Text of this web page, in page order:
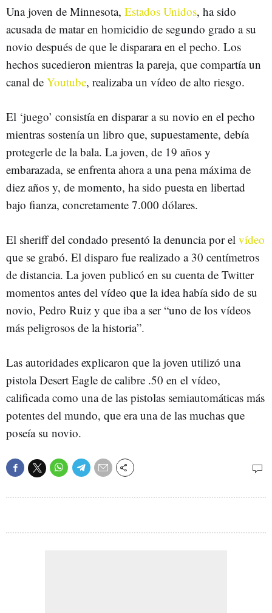
Una joven de Minnesota, Estados Unidos, ha sido
acusada de matar en homicidio de segundo grado a su
novio después de que le disparara en el pecho. Los
hechos sucedieron mientras la pareja, que compartía un
canal de Youtube, realizaba un vídeo de alto riesgo.
El ‘juego’ consistía en disparar a su novio en el pecho
mientras sostenía un libro que, supuestamente, debía
protegerle de la bala. La joven, de 19 años y
embarazada, se enfrenta ahora a una pena máxima de
diez años y, de momento, ha sido puesta en libertad
bajo fianza, concretamente 7.000 dólares.
El sheriff del condado presentó la denuncia por el vídeo
que se grabó. El disparo fue realizado a 30 centímetros
de distancia. La joven publicó en su cuenta de Twitter
momentos antes del vídeo que la idea había sido de su
novio, Pedro Ruiz y que iba a ser “uno de los vídeos
más peligrosos de la historia”.
Las autoridades explicaron que la joven utilizó una
pistola Desert Eagle de calibre .50 en el vídeo,
calificada como una de las pistolas semiautomáticas más
potentes del mundo, que era una de las muchas que
poseía su novio.